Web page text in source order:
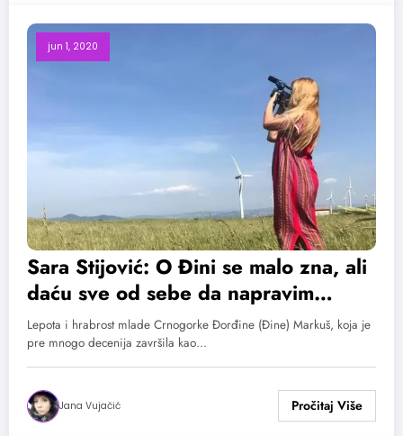
jun 1, 2020
Sara Stijović: O Đini se malo zna, ali
daću sve od sebe da napravim
najbolji film koji umijem
Lepota i hrabrost mlade Crnogorke Đorđine (Đine) Markuš, koja je
pre mnogo decenija završila kao…
Jana Vujačić